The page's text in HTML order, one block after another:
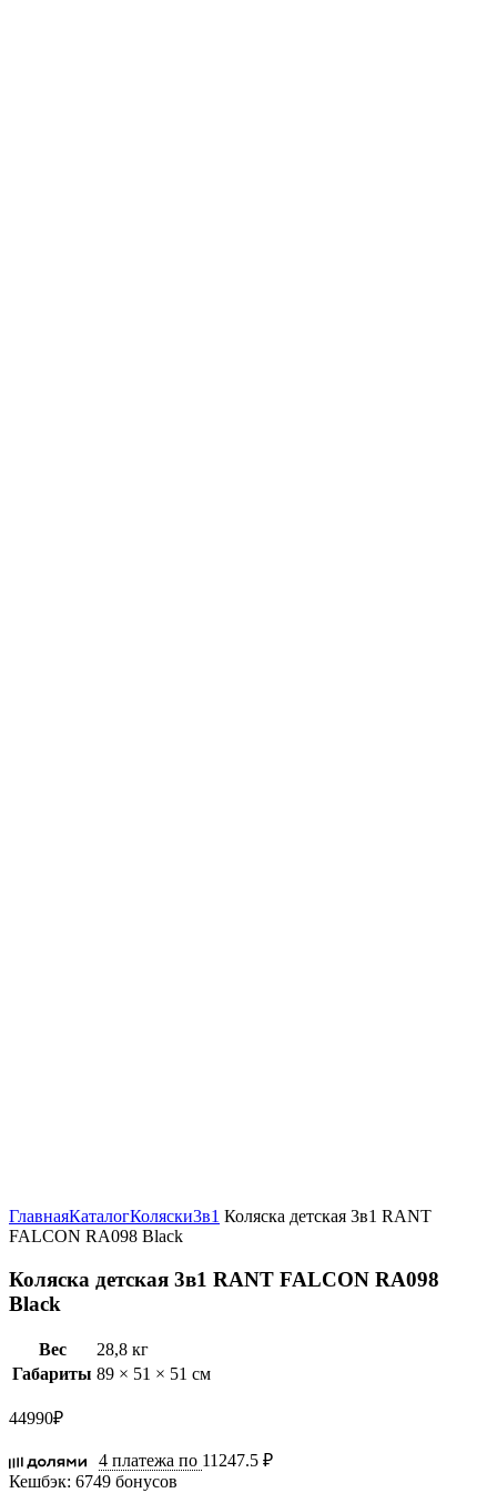
ГлавнаяКаталогКоляски3в1 Коляска детская 3в1 RANT
FALCON RA098 Black
Коляска детская 3в1 RANT FALCON RA098
Black
Вес
28,8 кг
Габариты 89 × 51 × 51 см
44990₽
4 платежа по 11247.5 ₽
Кешбэк: 6749 бонусов